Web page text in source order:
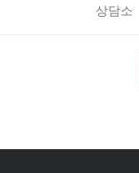
상담소